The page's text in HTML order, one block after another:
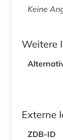
Keine
Weitere
Externe
ZDB-ID